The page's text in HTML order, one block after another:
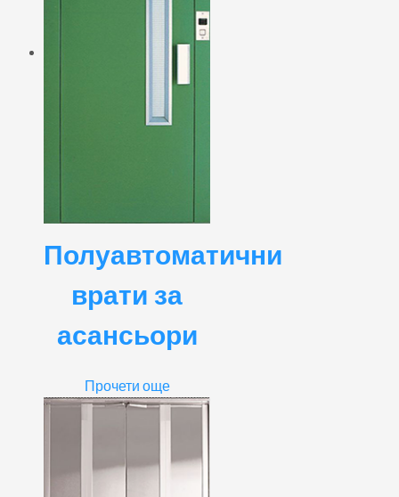
Полуавтоматични
врати за
асансьори
Прочети още